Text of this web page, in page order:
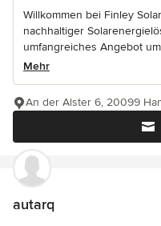
Willkommen bei Finley
nachhaltiger
umfangreiches Angebot
Mehr
An der Alster 6, 20099
autarq